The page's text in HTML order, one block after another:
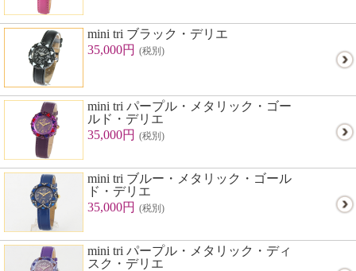
mini tri ブラック・デリエ
35,000円 (税別)
mini tri パープル・メタリック・ゴー
ルド・デリエ
35,000円 (税別)
mini tri ブルー・メタリック・ゴール
ド・デリエ
35,000円 (税別)
mini tri パープル・メタリック・ディ
スク・デリエ